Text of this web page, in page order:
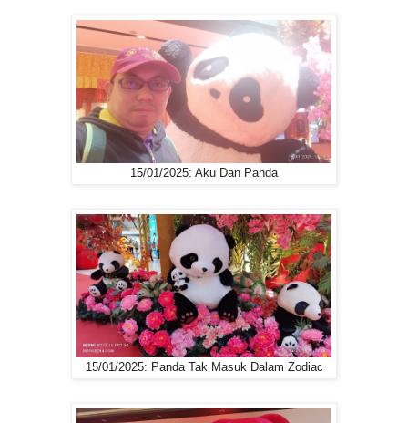
15/01/2025: Aku Dan Panda
15/01/2025: Panda Tak Masuk Dalam Zodiac